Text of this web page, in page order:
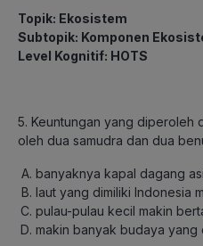
Topik: Ekosistem
Subtopik: Komponen
Level Kognitif: HOTS
5. Keuntungan yang diperoleh
oleh dua samudra dan dua
banyaknya kapal dagang
laut yang dimiliki Indonesia
pulau-pulau kecil makin
makin banyak budaya